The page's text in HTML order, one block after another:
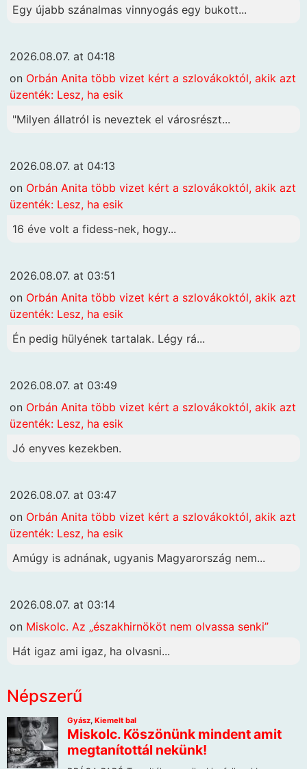
Egy újabb szánalmas vinnyogás egy bukott...
2026.08.07. at 04:18
on Orbán Anita több vizet kért a szlovákoktól, akik azt
üzenték: Lesz, ha esik
"Milyen állatról is neveztek el városrészt...
2026.08.07. at 04:13
on Orbán Anita több vizet kért a szlovákoktól, akik azt
üzenték: Lesz, ha esik
16 éve volt a fidess-nek, hogy...
2026.08.07. at 03:51
on Orbán Anita több vizet kért a szlovákoktól, akik azt
üzenték: Lesz, ha esik
Én pedig hülyének tartalak. Légy rá...
2026.08.07. at 03:49
on Orbán Anita több vizet kért a szlovákoktól, akik azt
üzenték: Lesz, ha esik
Jó enyves kezekben.
2026.08.07. at 03:47
on Orbán Anita több vizet kért a szlovákoktól, akik azt
üzenték: Lesz, ha esik
Amúgy is adnának, ugyanis Magyarország nem...
2026.08.07. at 03:14
on Miskolc. Az „északhirnököt nem olvassa senki”
Hát igaz ami igaz, ha olvasni...
Népszerű